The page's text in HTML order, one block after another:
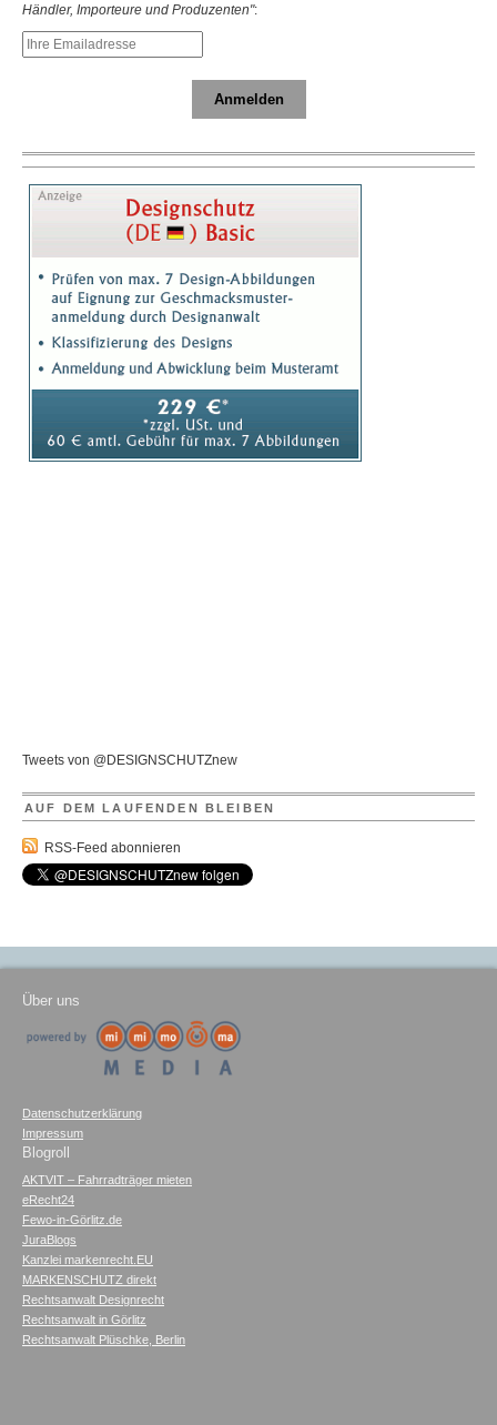
Händler, Importeure und Produzenten":
Anmelden
Tweets von @DESIGNSCHUTZnew
AUF DEM LAUFENDEN BLEIBEN
RSS-Feed abonnieren
Über uns
Datenschutzerklärung
Impressum
Blogroll
AKTVIT – Fahrradträger mieten
eRecht24
Fewo-in-Görlitz.de
JuraBlogs
Kanzlei markenrecht.EU
MARKENSCHUTZ direkt
Rechtsanwalt Designrecht
Rechtsanwalt in Görlitz
Rechtsanwalt Plüschke, Berlin